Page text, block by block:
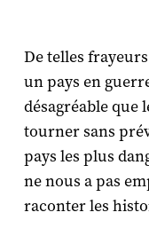
De telles
un pays en
désagréable que
tourner sans
pays les plus
ne nous a pas
raconter les